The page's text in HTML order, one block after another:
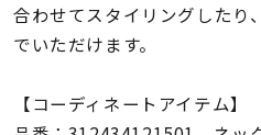
リングサイズ
合わせてスタイリングしたり
でいただけます。
【コーディネートアイテム】